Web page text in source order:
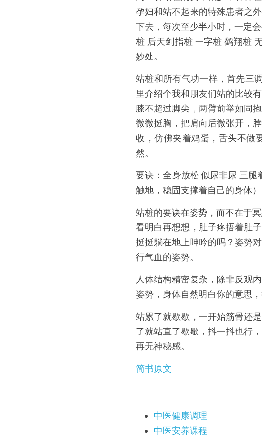
孕妇和站不起来的特殊患者之
下去，每次至少半小时，一定
桩 后天剑指桩 一字桩 鹤翔桩
妙处。
站桩和所有气功一样，首先三
里介绍个我和朋友们站的比较
膝不超过脚尖，两臂前举如同
微微挺胸，把肩向后微张开，
收，仿佛夹着鸡蛋，舌头不做
然。
要诀：全身放松 似尿非尿 三腿
触地，稳固支撑着自己的身体）
站桩的要诀在姿势，而不在于
看明白再想想，肚子疼捂着肚
挺挺躺在地上呻吟的吗？姿势
行气血的姿势。
人体结构精密复杂，除非反观
姿势，身体自然明白你的意思
站累了就歇歇，一开始筋骨还
了就站直了歇歇，抖一抖也行
再无神秘感。
简书原文
中医健康调理
中医安养课程